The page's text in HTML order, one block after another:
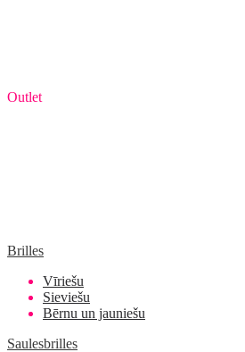
Outlet
Brilles
Vīriešu
Sieviešu
Bērnu un jauniešu
Saulesbrilles